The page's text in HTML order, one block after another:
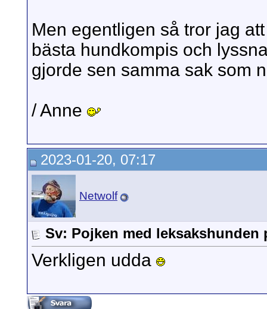
Men egentligen så tror jag
bästa hundkompis och
gjorde sen samma sak som
/ Anne
2023-01-20, 07:17
Netwolf
Sv: Pojken med leksakshunden
Verkligen udda